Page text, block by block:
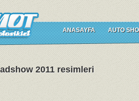
ANASAYFA AUTO
2011 resimleri